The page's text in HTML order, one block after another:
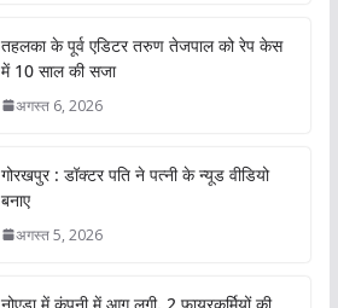
तहलका के पूर्व एडिटर तरुण तेजपाल को रेप केस
में 10 साल की सजा
अगस्त 6, 2026
गोरखपुर : डॉक्टर पति ने पत्नी के न्यूड वीडियो
बनाए
अगस्त 5, 2026